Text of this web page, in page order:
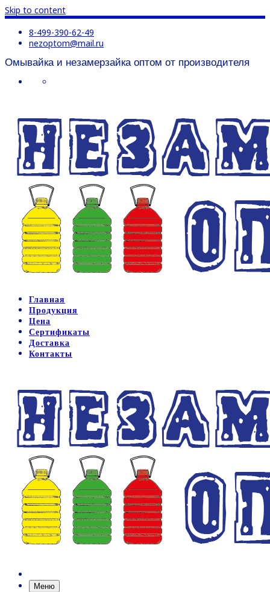
Skip to content
8-499-390-62-49
nezoptom@mail.ru
Омывайка и незамерзайка оптом от производителя
Главная
Продукция
Цена
Сертификаты
Доставка
Контакты
Меню